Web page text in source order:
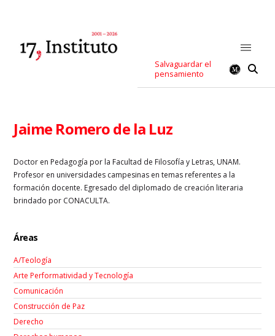
Salvaguardar el
pensamiento
Jaime Romero de la Luz
Doctor en Pedagogía por la Facultad de Filosofía y Letras, UNAM.
Profesor en universidades campesinas en temas referentes a la
formación docente. Egresado del diplomado de creación literaria
brindado por CONACULTA.
Áreas
A/Teología
Arte Performatividad y Tecnología
Comunicación
Construcción de Paz
Derecho